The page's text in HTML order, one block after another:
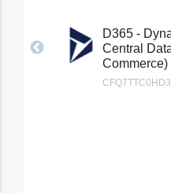
D365 -
Central
Commerce)